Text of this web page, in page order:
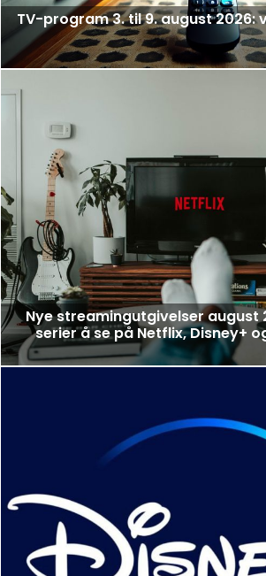
TV-program 3. til 9. august 2026:
Nye streamingutgivelser august
serier å se på Netflix, Disney+